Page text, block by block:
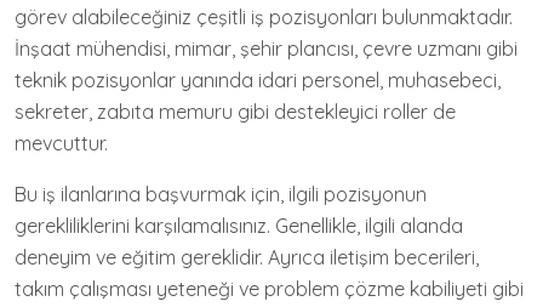
görev alabileceğiniz çeşitli iş pozisyonları bulunmaktadır.
İnşaat mühendisi, mimar, şehir plancısı, çevre uzmanı gibi
teknik pozisyonlar yanında idari personel, muhasebeci,
sekreter, zabıta memuru gibi destekleyici roller de
mevcuttur.
Bu iş ilanlarına başvurmak için, ilgili pozisyonun
gerekliliklerini karşılamalısınız. Genellikle, ilgili alanda
deneyim ve eğitim gereklidir. Ayrıca iletişim becerileri,
takım çalışması yeteneği ve problem çözme kabiliyeti gibi